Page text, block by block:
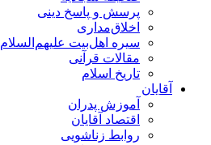
پرسش و پاسخ دینی
اخلاق‌مداری
سیره اهل‌بیت علیهم‌السلام
مقالات قرآنی
تاریخ اسلام
آقایان
آموزش پدران
اقتصاد آقایان
روابط زناشویی